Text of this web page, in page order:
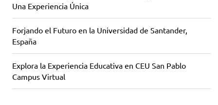
Una Experiencia Única
Forjando el Futuro en la Universidad de Santander,
España
Explora la Experiencia Educativa en CEU San Pablo
Campus Virtual